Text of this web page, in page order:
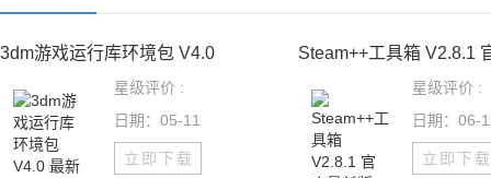
3dm游戏运行库环境包 V4.0
星级评价 :
日期：05-11
立即下载
Steam++工具箱 V2.8.1
星级评价 :
日期：06-
立即下载